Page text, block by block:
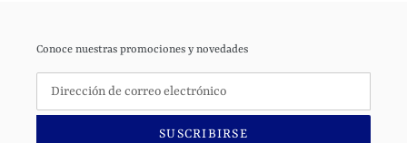
Conoce nuestras promociones y novedades
SUSCRIBIRSE